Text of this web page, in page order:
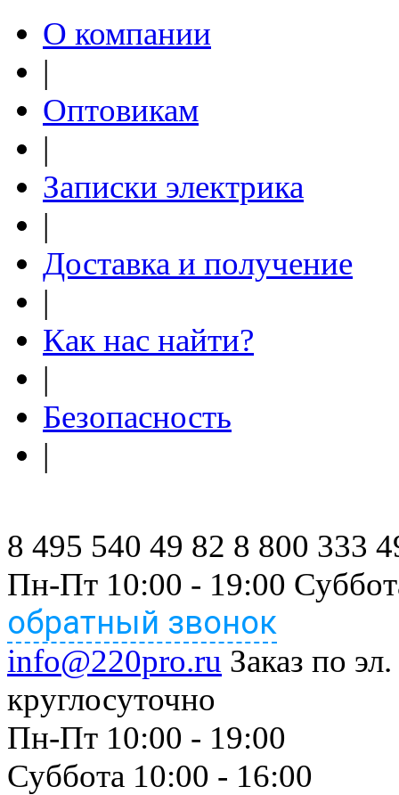
О компании
|
Оптовикам
|
Записки электрика
|
Доставка и получение
|
Как нас найти?
|
Безопасность
|
8 495 540 49 82 8 800 333
Пн-Пт 10:00 - 19:00
обратный звонок
info@220pro.ru Заказ по
круглосуточно
Пн-Пт 10:00 - 19:00
Суббота 10:00 - 16:00